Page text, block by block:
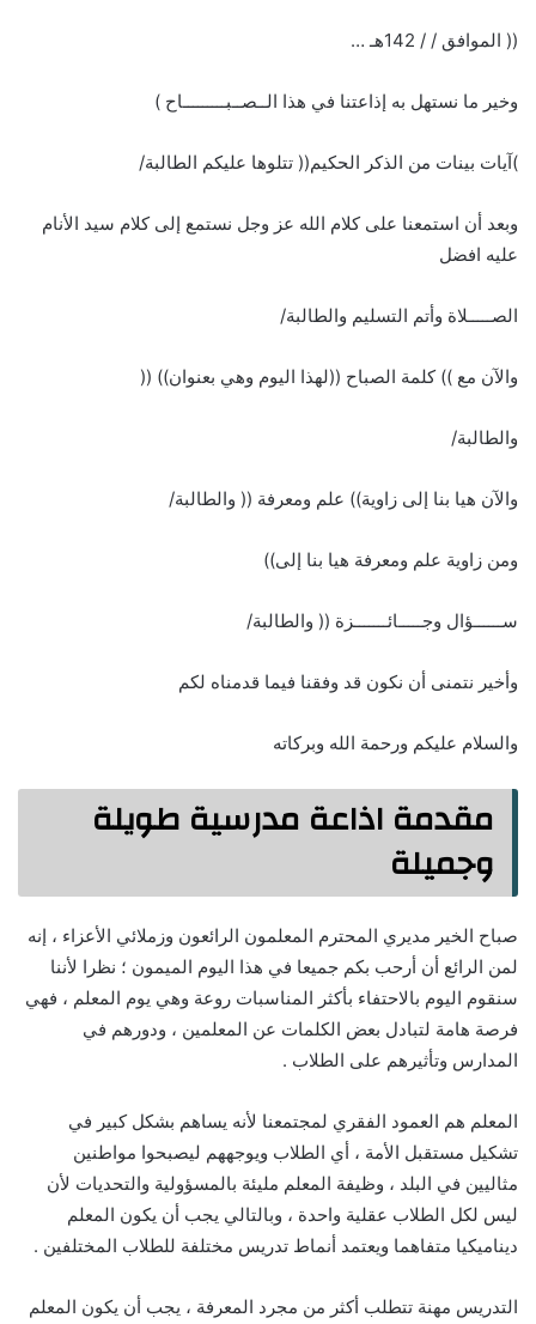
(( الموافق / / 142هـ …
وخير ما نستهل به إذاعتنا في هذا الــصــبـــــــــاح )
)آيات بينات من الذكر الحكيم(( تتلوها عليكم الطالبة/
وبعد أن استمعنا على كلام الله عز وجل نستمع إلى كلام سيد الأنام
عليه افضل
الصـــــلاة وأتم التسليم والطالبة/
والآن مع )) كلمة الصباح ((لهذا اليوم وهي بعنوان)) ((
والطالبة/
والآن هيا بنا إلى زاوية)) علم ومعرفة (( والطالبة/
ومن زاوية علم ومعرفة هيا بنا إلى))
ســــــؤال وجـــــائـــــــزة (( والطالبة/
وأخير نتمنى أن نكون قد وفقنا فيما قدمناه لكم
والسلام عليكم ورحمة الله وبركاته
مقدمة اذاعة مدرسية طويلة
وجميلة
صباح الخير مديري المحترم المعلمون الرائعون وزملائي الأعزاء ، إنه
لمن الرائع أن أرحب بكم جميعا في هذا اليوم الميمون ؛ نظرا لأننا
سنقوم اليوم بالاحتفاء بأكثر المناسبات روعة وهي يوم المعلم ، فهي
فرصة هامة لتبادل بعض الكلمات عن المعلمين ، ودورهم في
المدارس وتأثيرهم على الطلاب .
المعلم هم العمود الفقري لمجتمعنا لأنه يساهم بشكل كبير في
تشكيل مستقبل الأمة ، أي الطلاب ويوجههم ليصبحوا مواطنين
مثاليين في البلد ، وظيفة المعلم مليئة بالمسؤولية والتحديات لأن
ليس لكل الطلاب عقلية واحدة ، وبالتالي يجب أن يكون المعلم
ديناميكيا متفاهما ويعتمد أنماط تدريس مختلفة للطلاب المختلفين .
التدريس مهنة تتطلب أكثر من مجرد المعرفة ، يجب أن يكون المعلم